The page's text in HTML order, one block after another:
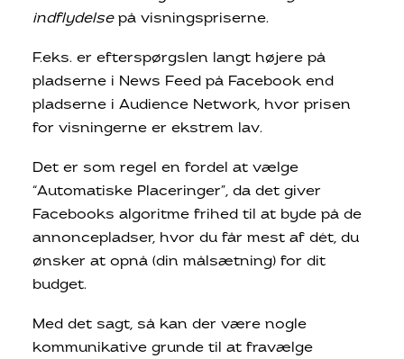
indflydelsepå visningspriserne.
F.eks. er efterspørgslen langt højere på
pladserne i News Feed på Facebook end
pladserne i Audience Network, hvor prisen
for visningerne er ekstrem lav.
Det er som regel en fordel at vælge
“Automatiske Placeringer”, da det giver
Facebooks algoritme frihed til at byde på de
annoncepladser, hvor du får mest af dét, du
ønsker at opnå (din målsætning) for dit
budget.
Med det sagt, så kan der være nogle
kommunikative grunde til at fravælge